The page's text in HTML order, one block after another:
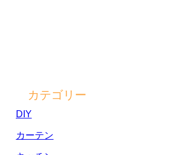
カテゴリー
DIY
カーテン